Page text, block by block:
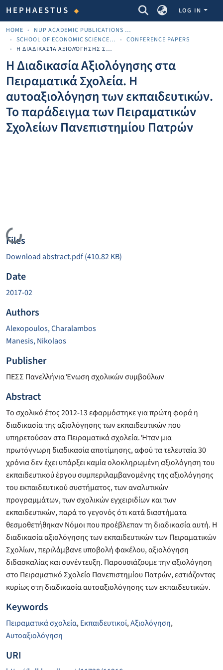
HEPHAESTUS COMMUNITIES & COLLECTIONS
LOG IN
HOME
NUP ACADEMIC PUBLICATIONS - ΑΚΑΔΗΜΑΪΚΈΣ ΔΗΜΟΣΙΕΎΣΕΙΣ ΠΝΠ
SCHOOL OF ECONOMIC SCIENCES AND BUSINESS
CONFERENCE PAPERS
Η ΔΙΑΔΙΚΑΣΊΑ ΑΞΙΟΛΌΓΗΣΗΣ ΣΤΑ ΠΕΙΡΑΜΑΤΙΚΆ ΣΧΟΛΕΊΑ. Η ΑΥΤΟΑΞΙΟΛΌΓΗΣΗ ΤΩΝ ΕΚΠΑΙΔΕΥΤΙΚΏΝ. ΤΟ ΠΑΡΆΔΕΙΓΜΑ ΤΩΝ ΠΕΙΡΑΜΑΤΙΚΏΝ ΣΧΟΛΕΊΩΝ ΠΑΝΕΠΙΣΤΗΜΊΟΥ ΠΑΤΡΏΝ
Η Διαδικασία Αξιολόγησης στα
Πειραματικά Σχολεία. Η
αυτοαξιολόγηση των εκπαιδευτικών.
Το παράδειγμα των Πειραματικών
Σχολείων Πανεπιστημίου Πατρών
Loading...
Files
Download abstract.pdf(410.82 KB)
Date
2017-02
Authors
Alexopoulos, Charalambos
Manesis, Nikolaos
Publisher
ΠΕΣΣ Πανελλήνια Ένωση σχολικών συμβούλων
Abstract
Το σχολικό έτος 2012-13 εφαρμόστηκε για πρώτη φορά η
διαδικασία της αξιολόγησης των εκπαιδευτικών που
υπηρετούσαν στα Πειραματικά σχολεία. Ήταν μια
πρωτόγνωρη διαδικασία αποτίμησης, αφού τα τελευταία 30
χρόνια δεν έχει υπάρξει καμία ολοκληρωμένη αξιολόγηση του
εκπαιδευτικού έργου συμπεριλαμβανομένης της αξιολόγησης
του εκπαιδευτικού συστήματος, των αναλυτικών
προγραμμάτων, των σχολικών εγχειριδίων και των
εκπαιδευτικών, παρά το γεγονός ότι κατά διαστήματα
θεσμοθετήθηκαν Νόμοι που προέβλεπαν τη διαδικασία αυτή. Η
διαδικασία αξιολόγησης των εκπαιδευτικών των Πειραματικών
Σχολίων, περιλάμβανε υποβολή φακέλου, αξιολόγηση
διδασκαλίας και συνέντευξη. Παρουσιάζουμε την αξιολόγηση
στο Πειραματικό Σχολείο Πανεπιστημίου Πατρών, εστιάζοντας
κυρίως στη διαδικασία αυτοαξιολόγησης των εκπαιδευτικών.
Keywords
Πειραματικά σχολεία,Εκπαιδευτικοί,Αξιολόγηση,
Αυτοαξιολόγηση
URI